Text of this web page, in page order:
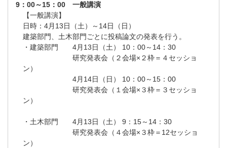
9：00～15：00 一般講演
【一般講演】
日時：4月13日（土）～14日（日）
建築部門、土木部門ごとに投稿論文の発表を行う。
・建築部門 4月13日（土） 10：00～14：30
研究発表会（２会場×２枠＝４セッショ
ン）
4月14日（日） 10：00～15：00
研究発表会（１会場×３枠＝３セッショ
ン）
・土木部門 4月13日（土） 9：15～14：30
研究発表会（４会場×３枠＝12セッショ
ン）